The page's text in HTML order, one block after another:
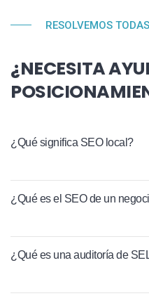
RESOLVEMOS
¿NECESITA
¿Qué significa SEO local?
¿Qué es el SEO de un
¿Qué es una auditoría de